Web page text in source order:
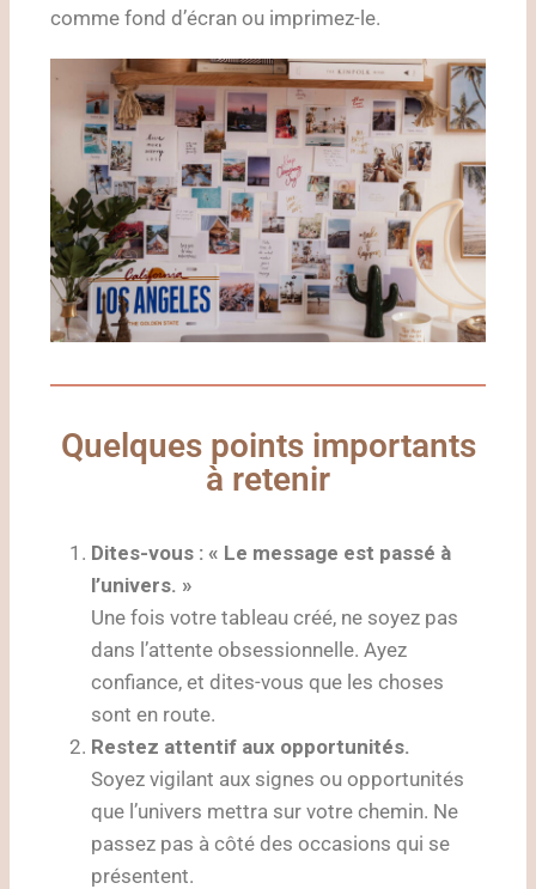
comme fond d’écran ou imprimez-le.
Quelques points importants
à retenir
Dites-vous : « Le message est passé à
l’univers. »
Une fois votre tableau créé, ne soyez pas
dans l’attente obsessionnelle. Ayez
confiance, et dites-vous que les choses
sont en route.
Restez attentif aux opportunités.
Soyez vigilant aux signes ou opportunités
que l’univers mettra sur votre chemin. Ne
passez pas à côté des occasions qui se
présentent.